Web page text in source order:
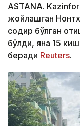
ASTANA.
жойлашган
содир бўлган
бўлди, яна 15
беради Reuters.